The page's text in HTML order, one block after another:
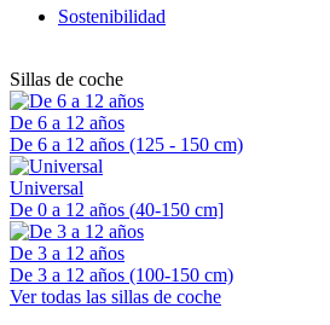
Sostenibilidad
Sillas de coche
De 6 a 12 años
De 6 a 12 años (125 - 150 cm)
Universal
De 0 a 12 años (40-150 cm]
De 3 a 12 años
De 3 a 12 años (100-150 cm)
Ver todas las sillas de coche